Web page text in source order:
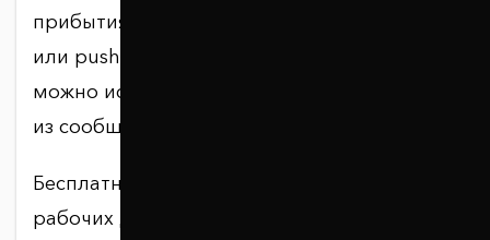
прибытия заказа вы получите SMS, Viber
или push-уведомление. Для получения
можно использовать номер посылки, код
из сообщения или документ.
Бесплатное хранение в отделении — 5
рабочих дней со следующего дня после